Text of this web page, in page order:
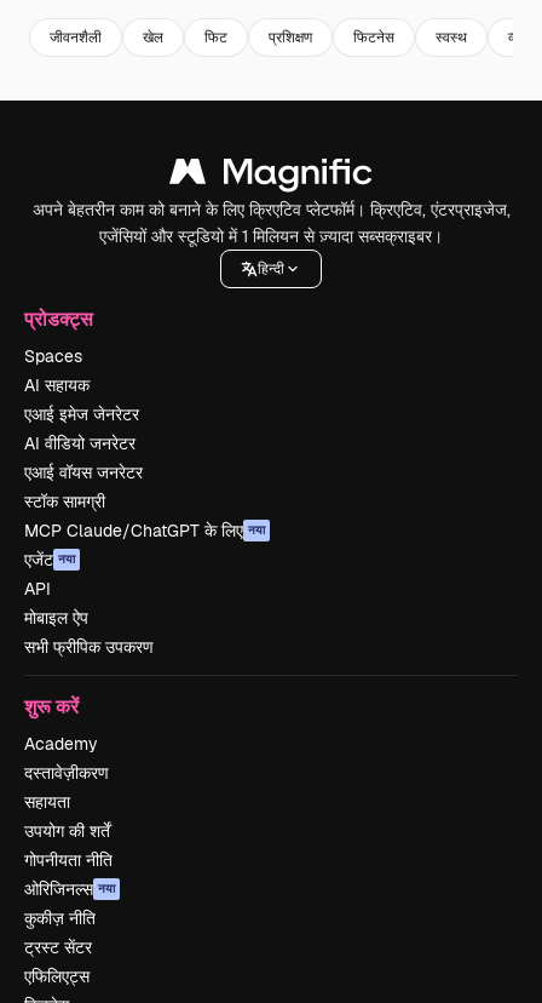
जीवनशैली खेल फिट प्रशिक्षण फिटनेस स्वस्थ व्यायाम
अपने बेहतरीन काम को बनाने के लिए क्रिएटिव प्लेटफॉर्म। क्रिएटिव, एंटरप्राइजेज,
एजेंसियों और स्टूडियो में 1 मिलियन से ज़्यादा सब्सक्राइबर।
हिन्दी
प्रोडक्ट्स
Spaces
AI सहायक
एआई इमेज जेनरेटर
AI वीडियो जनरेटर
एआई वॉयस जनरेटर
स्टॉक सामग्री
MCP Claude/ChatGPT के लिए नया
एजेंट नया
API
मोबाइल ऐप
सभी फ्रीपिक उपकरण
शुरू करें
Academy
दस्तावेज़ीकरण
सहायता
उपयोग की शर्तें
गोपनीयता नीति
ओरिजिनल्स नया
कुकीज़ नीति
ट्रस्ट सेंटर
एफिलिएट्स